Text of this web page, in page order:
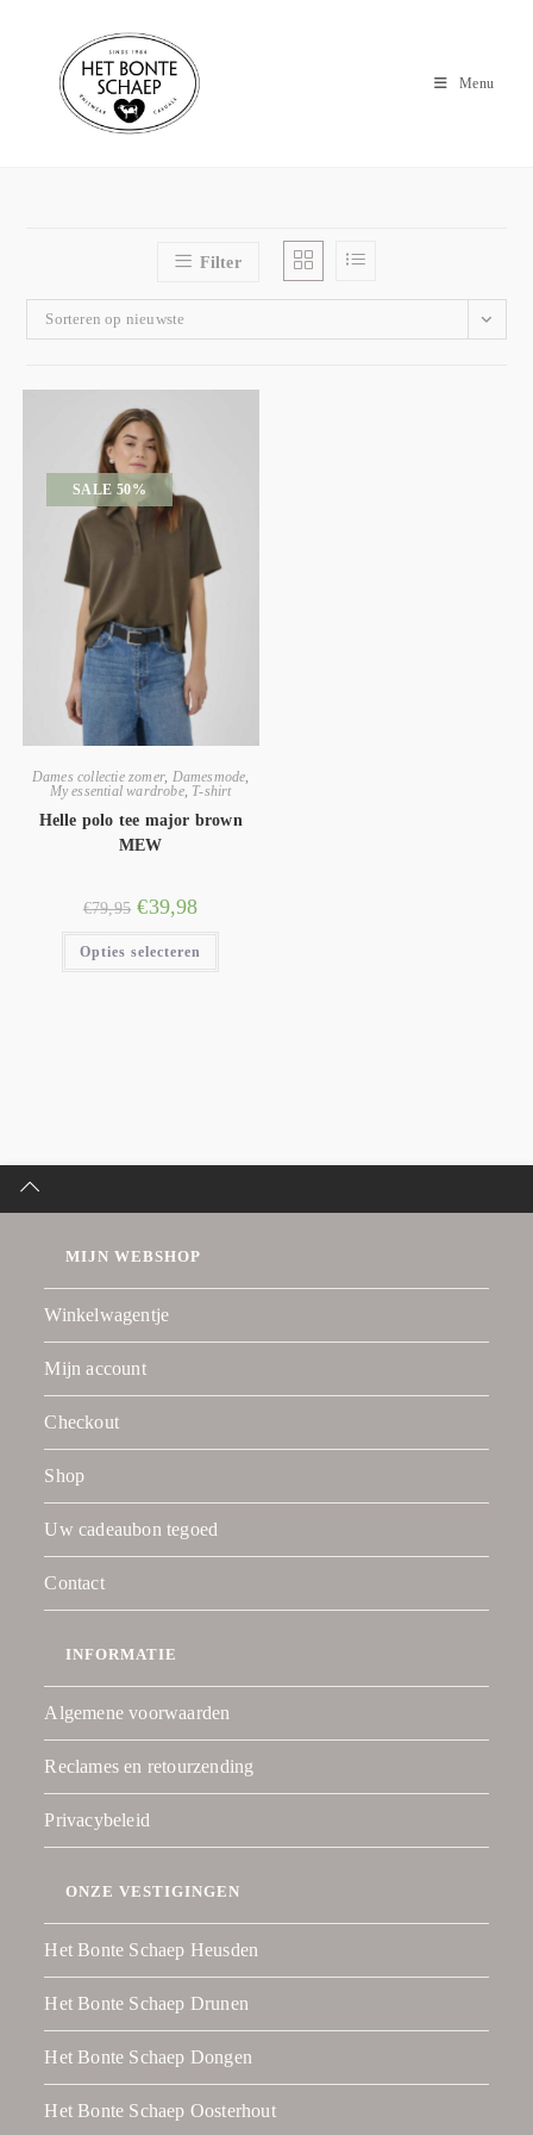
Menu
Filter
Sorteren op nieuwste
SALE 50%
Dames collectie zomer, Damesmode
My essential wardrobe, T-shirt
Helle polo tee major brown
MEW
€79,95 €39,98
Opties selecteren
MIJN WEBSHOP
Winkelwagentje
Mijn account
Checkout
Shop
Uw cadeaubon tegoed
Contact
INFORMATIE
Algemene voorwaarden
Reclames en retourzending
Privacybeleid
ONZE VESTIGINGEN
Het Bonte Schaep Heusden
Het Bonte Schaep Drunen
Het Bonte Schaep Dongen
Het Bonte Schaep Oosterhout